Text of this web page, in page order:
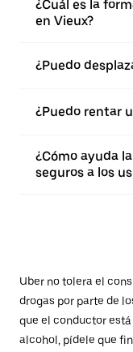
¿Cuál es la
en Vieux?
¿Puedo
¿Puedo rentar
¿Cómo ayuda
seguros a los
Uber no tolera el
drogas por parte de
que el conductor
alcohol, pídele que